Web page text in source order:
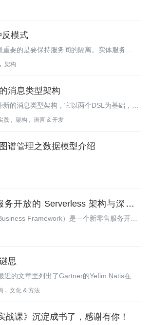
并不太多。然而，IBM和Oracle已经使用它来
模型。
模式
重要的是要保持服务间的隔离。实体服务
被广泛应用于微服务架构上的一种模式，但其
架构
消息类型架构
的消息类型架构，它以两个DSL为基础，起
消息格式的作用。这种方法通过消息类型定义
践 架构 语言 & 开发
谱管理之数据模型介绍
务开放的 Serverless 架构与深度实
Framework）是一个新零售服务开放
整套完整的新零售 PaaS 和 SaaS 的解决方
介2014 年加入阿里巴巴集团，2015 年作为
员深度参与了盒马中台体系从 0 到 1 的架构
基于盒马的复杂业务场景架构设计新零售服
。2019 年带领 NBF 团队回归阿里巴巴供应
思
近的文章里列出了Gartner的Yefim Natis在
活动上所陈述的SOA十大谜思，包括了对于
文化 & 方法
战课》沉淀成书了，感谢有你！